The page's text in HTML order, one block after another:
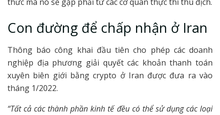
Con đường để chấp nhận ở Iran
Thông báo công khai đầu tiên cho phép các doanh
nghiệp địa phương giải quyết các khoản thanh toán
xuyên biên giới bằng crypto ở Iran được đưa ra vào
tháng 1/2022.
“Tất cả các thành phần kinh tế đều có thể sử dụng các loại